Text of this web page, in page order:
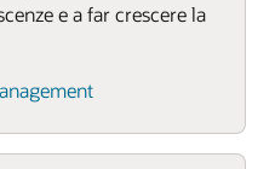
e a far crescere la